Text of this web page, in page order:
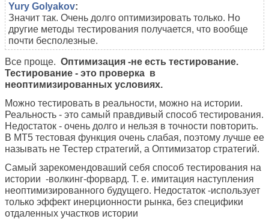
Yury Golyakov:
Значит так. Очень долго оптимизировать только. Но
другие методы тестирования получается, что вообще
почти бесполезные.
Все проще. Оптимизация -не есть тестирование.
Тестирование - это проверка в
неоптимизированных условиях.
Можно тестировать в реальности, можно на истории.
Реальность - это самый правдивый способ тестирования.
Недостаток - очень долго и нельзя в точности повторить.
В МТ5 тестовая функция очень слабая, поэтому лучше ее
называть не Тестер стратегий, а Оптимизатор стратегий.
Самый зарекомендоваший себя способ тестирования на
истории -волкинг-форвард. Т. е. имитация наступления
неоптимизированного будущего. Недостаток -использует
только эффект инерционности рынка, без специфики
отдаленных участков истории